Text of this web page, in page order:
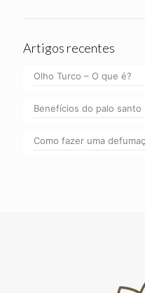
Artigos recentes
Olho Turco – O que é?
Benefícios do palo santo
Como fazer uma